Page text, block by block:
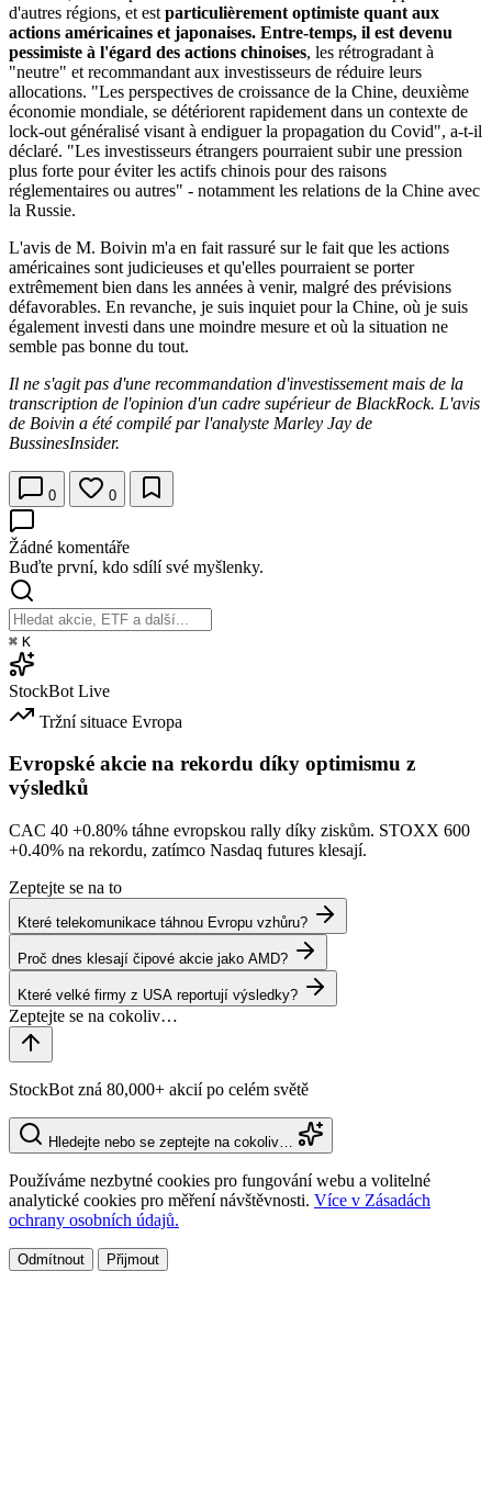
d'autres régions, et est particulièrement optimiste quant aux
actions américaines et japonaises. Entre-temps, il est devenu
pessimiste à l'égard des actions chinoises, les rétrogradant à
"neutre" et recommandant aux investisseurs de réduire leurs
allocations. "Les perspectives de croissance de la Chine, deuxième
économie mondiale, se détériorent rapidement dans un contexte de
lock-out généralisé visant à endiguer la propagation du Covid", a-t-il
déclaré. "Les investisseurs étrangers pourraient subir une pression
plus forte pour éviter les actifs chinois pour des raisons
réglementaires ou autres" - notamment les relations de la Chine avec
la Russie.
L'avis de M. Boivin m'a en fait rassuré sur le fait que les actions
américaines sont judicieuses et qu'elles pourraient se porter
extrêmement bien dans les années à venir, malgré des prévisions
défavorables. En revanche, je suis inquiet pour la Chine, où je suis
également investi dans une moindre mesure et où la situation ne
semble pas bonne du tout.
Il ne s'agit pas d'une recommandation d'investissement mais de la
transcription de l'opinion d'un cadre supérieur de BlackRock. L'avis
de Boivin a été compilé par l'analyste Marley Jay de
BussinesInsider.
0 0
Žádné komentáře
Buďte první, kdo sdílí své myšlenky.
⌘ K
StockBot Live
Tržní situace Evropa
Evropské akcie na rekordu díky optimismu z
výsledků
CAC 40 +0.80% táhne evropskou rally díky ziskům. STOXX 600
+0.40% na rekordu, zatímco Nasdaq futures klesají.
Zeptejte se na to
Které telekomunikace táhnou Evropu vzhůru?
Proč dnes klesají čipové akcie jako AMD?
Které velké firmy z USA reportují výsledky?
StockBot zná 80,000+ akcií po celém světě
Hledejte nebo se zeptejte na cokoliv…
Používáme nezbytné cookies pro fungování webu a volitelné
analytické cookies pro měření návštěvnosti. Více v Zásadách
ochrany osobních údajů.
Odmítnout Přijmout